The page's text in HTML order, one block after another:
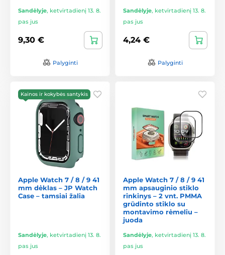
Sandėlyje, ketvirtadienį 13. 8.
pas jus
9,30 €
Palyginti
Sandėlyje, ketvirtadienį 13. 8.
pas jus
4,24 €
Palyginti
Kainos ir kokybės santykis
Apple Watch 7 / 8 / 9 41
mm dėklas – JP Watch
Case – tamsiai žalia
Sandėlyje, ketvirtadienį 13. 8.
pas jus
Apple Watch 7 / 8 / 9 41
mm apsauginio stiklo
rinkinys – 2 vnt. PMMA
grūdinto stiklo su
montavimo rėmeliu –
juoda
Sandėlyje, ketvirtadienį 13. 8.
pas jus